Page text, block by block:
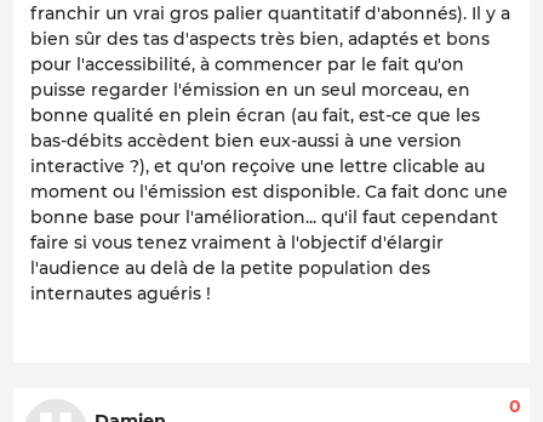
franchir un vrai gros palier quantitatif d'abonnés). Il y a
bien sûr des tas d'aspects très bien, adaptés et bons
pour l'accessibilité, à commencer par le fait qu'on
puisse regarder l'émission en un seul morceau, en
bonne qualité en plein écran (au fait, est-ce que les
bas-débits accèdent bien eux-aussi à une version
interactive ?), et qu'on reçoive une lettre clicable au
moment ou l'émission est disponible. Ca fait donc une
bonne base pour l'amélioration... qu'il faut cependant
faire si vous tenez vraiment à l'objectif d'élargir
l'audience au delà de la petite population des
internautes aguéris !
0